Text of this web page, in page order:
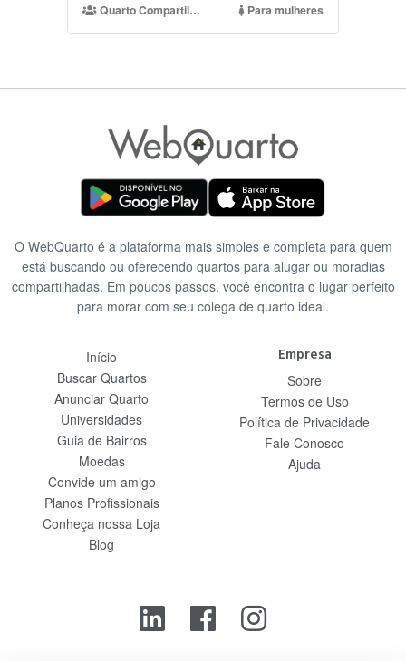
Quarto Compartilhado Para mulheres
O WebQuarto é a plataforma mais simples e completa para quem
está buscando ou oferecendo quartos para alugar ou moradias
compartilhadas. Em poucos passos, você encontra o lugar perfeito
para morar com seu colega de quarto ideal.
Início
Buscar Quartos
Anunciar Quarto
Universidades
Guia de Bairros
Moedas
Convide um amigo
Planos Profissionais
Conheça nossa Loja
Blog
Empresa
Sobre
Termos de Uso
Política de Privacidade
Fale Conosco
Ajuda